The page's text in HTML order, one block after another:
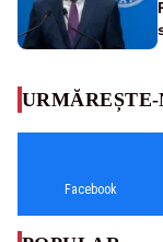
URMĂREȘTE-
Facebook